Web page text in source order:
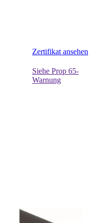
Zertifikat ansehen
Siehe Prop 65-
Warnung